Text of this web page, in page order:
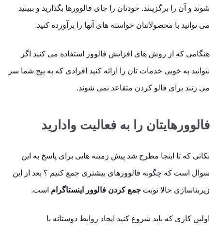
شوند و آن را برگزینند. خودتان را جای فالوورها بگذارید و ببینید
می توانید با محصولاتتان خواسته های آنها را برآورده کنید.
هنگامی که از روش های افزایش فالوور استفاده می کنید اگر
نتوانید به خوبی خدمات تان را ارائه کنید افرادی که به پیج شما سر
می زنند برای فالو کردن متقاعد نمی شوند.
فالوورهایتان را به فعالیت وادارید
نکاتی که تا اینجا مطرح شد پیش زمینه هایی برای پاسخ به این
سوال است که چگونه فالوورهای بیشتری جمع کنیم ؟ بعد از این
زیربناسازی حالا نوبت جمع کردن فالوور اینستاگرام است.
اولین کاری که باید شروع کنید ایجاد روابط دوستانه با